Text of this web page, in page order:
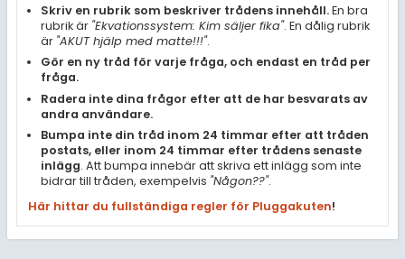
Skriv en rubrik som beskriver trådens innehåll.En bra
rubrik är "Ekvationssystem: Kim säljer fika". En dålig rubrik
är "AKUT hjälp med matte!!!".
Gör en ny tråd för varje fråga, och endast en tråd per
fråga.
Radera inte dina frågor efter att de har besvarats av
andra användare.
Bumpa inte din tråd inom 24 timmar efter att tråden
postats, eller inom 24 timmar efter trådens senaste
inlägg. Att bumpa innebär att skriva ett inlägg som inte
bidrar till tråden, exempelvis "Någon??".
Här hittar du fullständiga regler för Pluggakuten!
Livehjälpen
Regler
För lärare
10 inloggade
Om Pluggakuten